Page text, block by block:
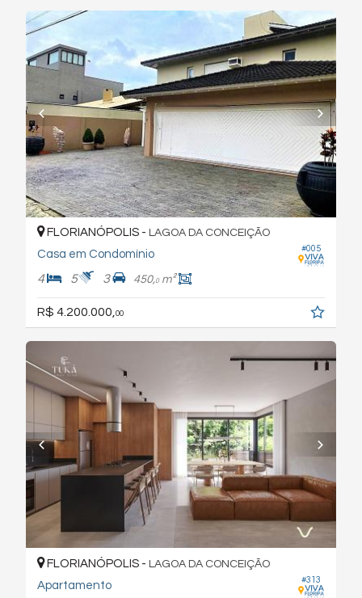
#005
FLORIANÓPOLIS - LAGOA DA CONCEIÇÃO
Casa em Condomínio
4 5 3 450,0m²
R$ 4.200.000,00
#313
FLORIANÓPOLIS - LAGOA DA CONCEIÇÃO
Apartamento